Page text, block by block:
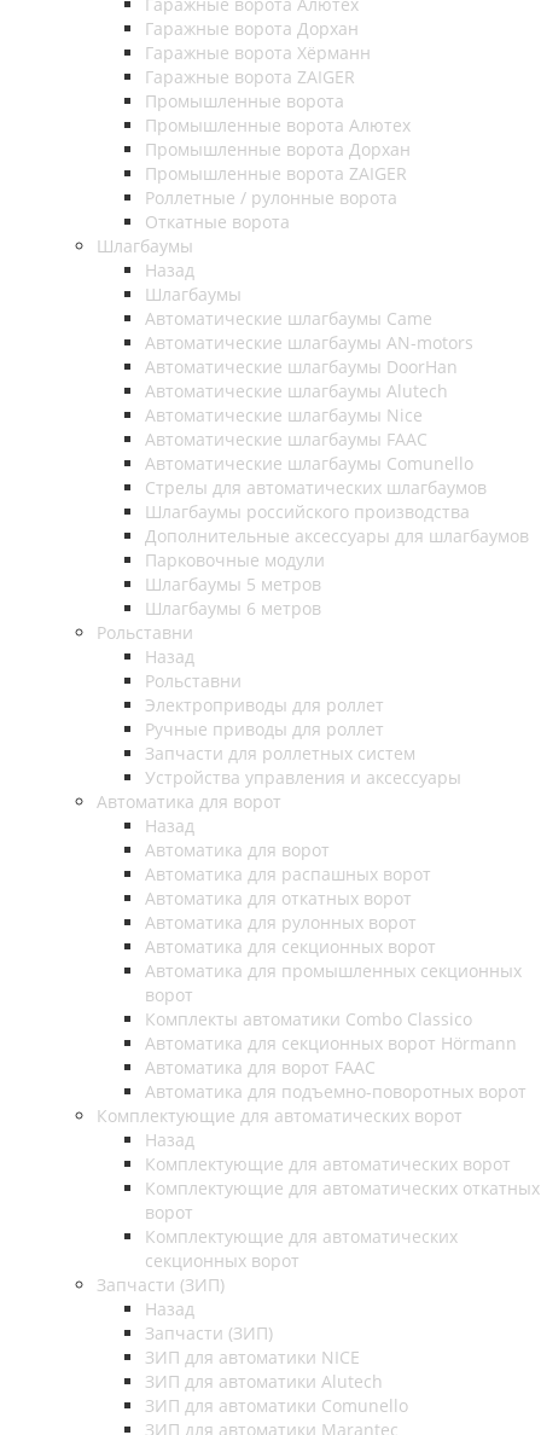
Гаражные ворота Дорхан
Гаражные ворота Хёрманн
Гаражные ворота ZAIGER
Промышленные ворота
Промышленные ворота Алютех
Промышленные ворота Дорхан
Промышленные ворота ZAIGER
Роллетные / рулонные ворота
Откатные ворота
Шлагбаумы
Назад
Шлагбаумы
Автоматические шлагбаумы Came
Автоматические шлагбаумы AN-motors
Автоматические шлагбаумы DoorHan
Автоматические шлагбаумы Alutech
Автоматические шлагбаумы Nice
Автоматические шлагбаумы FAAC
Автоматические шлагбаумы Comunello
Стрелы для автоматических шлагбаумов
Шлагбаумы российского производства
Дополнительные аксессуары для шлагбаумов
Парковочные модули
Шлагбаумы 5 метров
Шлагбаумы 6 метров
Рольставни
Назад
Рольставни
Электроприводы для роллет
Ручные приводы для роллет
Запчасти для роллетных систем
Устройства управления и аксессуары
Автоматика для ворот
Назад
Автоматика для ворот
Автоматика для распашных ворот
Автоматика для откатных ворот
Автоматика для рулонных ворот
Автоматика для секционных ворот
Автоматика для промышленных секционных
ворот
Комплекты автоматики Combo Classico
Автоматика для секционных ворот Hörmann
Автоматика для ворот FAAC
Автоматика для подъемно-поворотных ворот
Комплектующие для автоматических ворот
Назад
Комплектующие для автоматических ворот
Комплектующие для автоматических откатных
ворот
Комплектующие для автоматических
секционных ворот
Запчасти (ЗИП)
Назад
Запчасти (ЗИП)
ЗИП для автоматики NICE
ЗИП для автоматики Alutech
ЗИП для автоматики Comunello
ЗИП для автоматики Marantec